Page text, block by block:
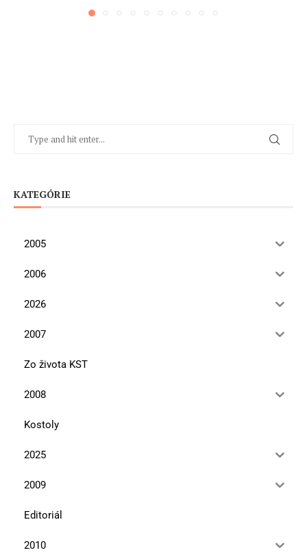
KATEGÓRIE
2005
2006
2026
2007
Zo života KST
2008
Kostoly
2025
2009
Editoriál
2010